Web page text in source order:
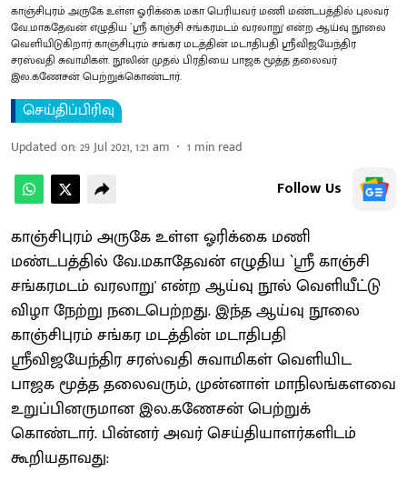
காஞ்சிபுரம் அருகே உள்ள ஓரிக்கை மகா பெரியவர் மணி மண்டபத்தில் புலவர்
வே.மாகதேவன் எழுதிய `ஸ்ரீ காஞ்சி சங்கரமடம் வரலாறு' என்ற ஆய்வு நூலை
வெளியிடுகிறார் காஞ்சிபுரம் சங்கர மடத்தின் மடாதிபதி ஸ்ரீவிஜயேந்திர
சரஸ்வதி சுவாமிகள். நூலின் முதல் பிரதியை பாஜக மூத்த தலைவர்
இல.கணேசன் பெற்றுக்கொண்டார்.
செய்திப்பிரிவு
Updated on:29 Jul 2021, 1:21 am 1 min read
Follow Us
காஞ்சிபுரம் அருகே உள்ள ஓரிக்கை மணி
மண்டபத்தில் வே.மகாதேவன் எழுதிய `ஸ்ரீ காஞ்சி
சங்கரமடம் வரலாறு' என்ற ஆய்வு நூல் வெளியீட்டு
விழா நேற்று நடைபெற்றது. இந்த ஆய்வு நூலை
காஞ்சிபுரம் சங்கர மடத்தின் மடாதிபதி
ஸ்ரீவிஜயேந்திர சரஸ்வதி சுவாமிகள் வெளியிட
பாஜக மூத்த தலைவரும், முன்னாள் மாநிலங்களவை
உறுப்பினருமான இல.கணேசன் பெற்றுக்
கொண்டார். பின்னர் அவர் செய்தியாளர்களிடம்
கூறியதாவது: